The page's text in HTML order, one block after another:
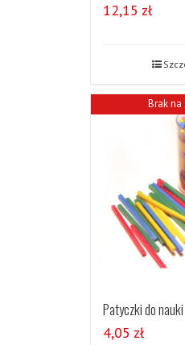
12,15 zł
Brak na
Patyczki do
4,05 zł